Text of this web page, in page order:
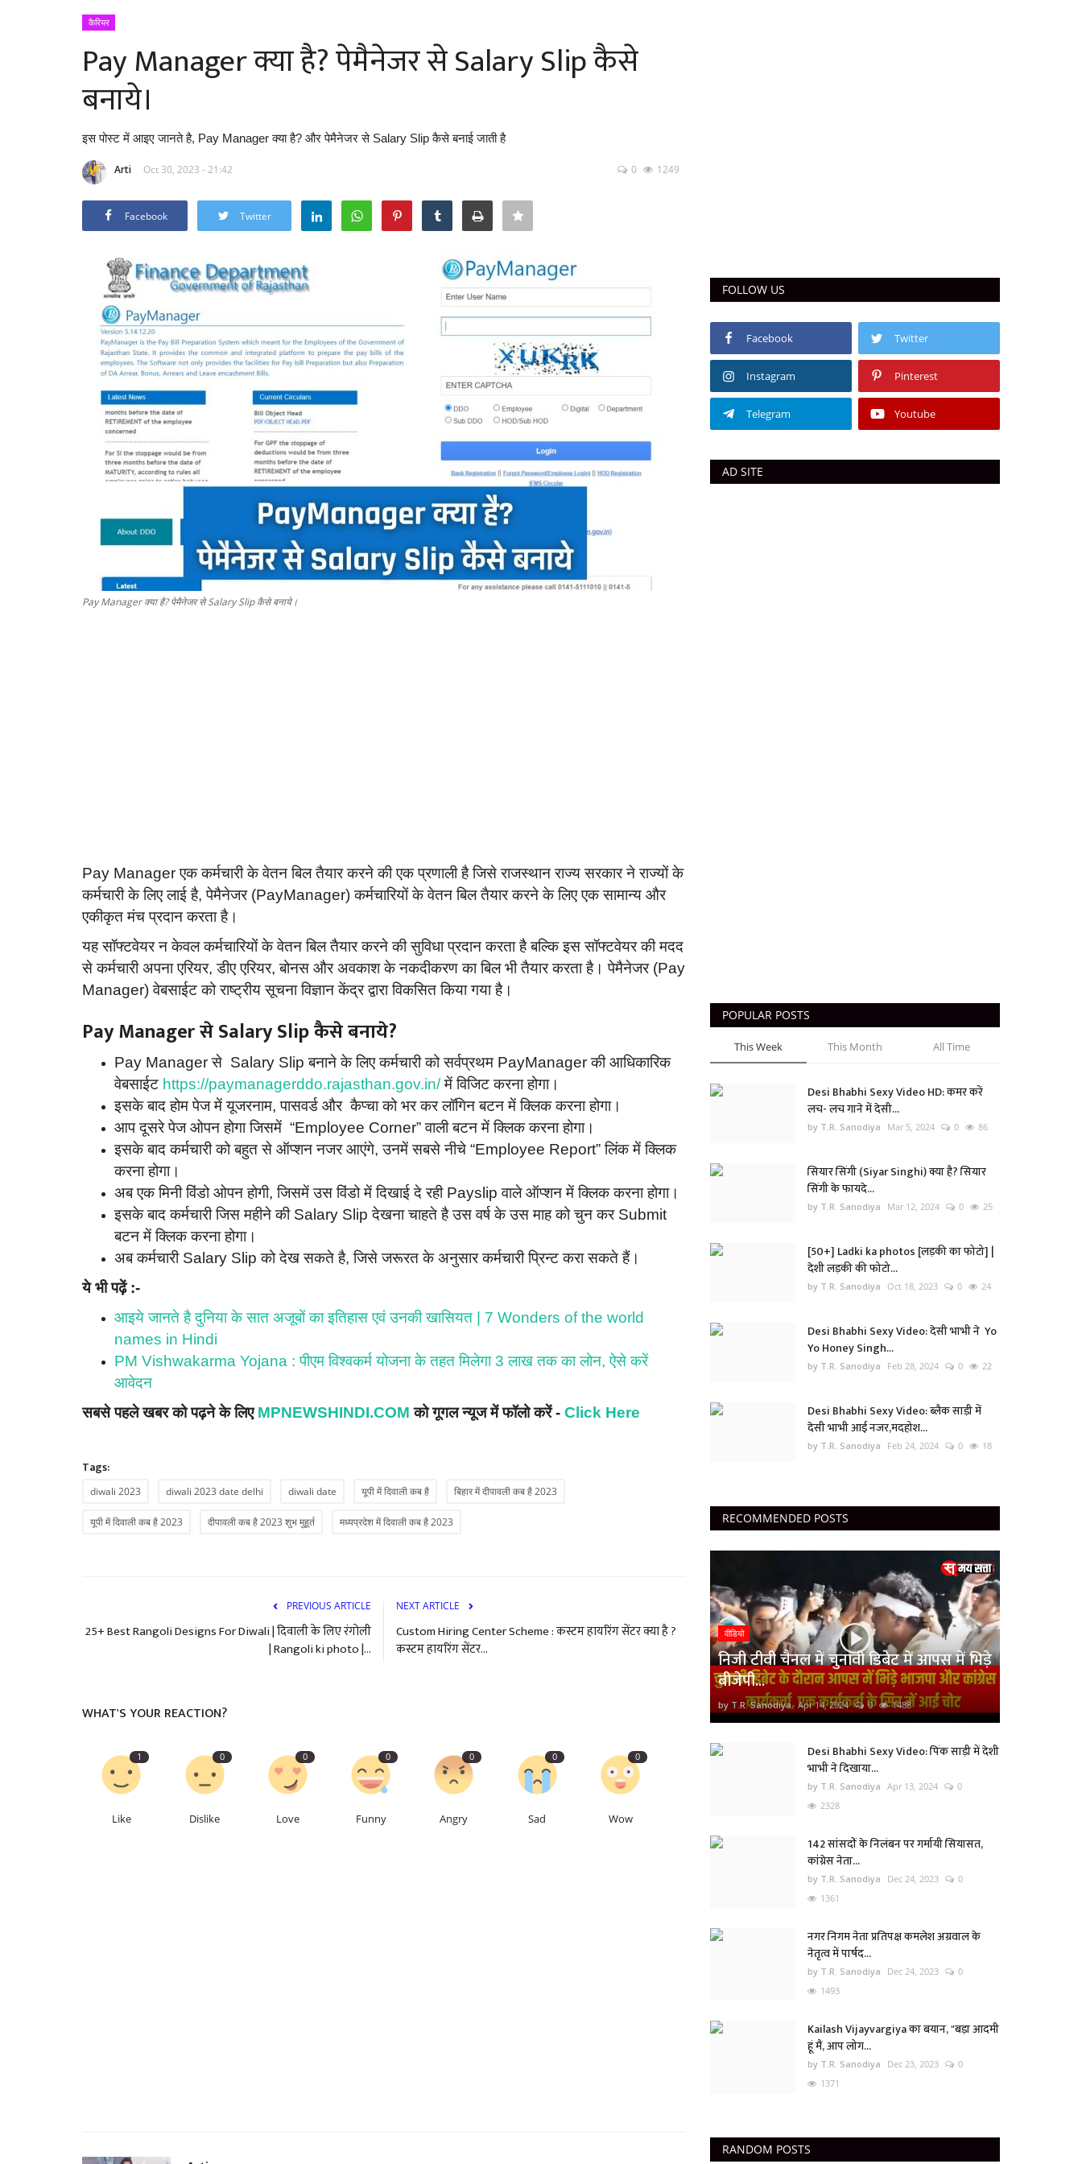
कैरियर
Pay Manager क्या है? पेमैनेजर से Salary Slip कैसे
बनाये।
इस पोस्ट में आइए जानते है, Pay Manager क्या है? और पेमैनेजर से Salary Slip कैसे बनाई जाती है
Arti Oct 30, 2023 - 21:42 0 1249
Facebook Twitter
Pay Manager क्या है? पेमैनेजर से Salary Slip कैसे बनाये।
Pay Manager एक कर्मचारी के वेतन बिल तैयार करने की एक प्रणाली है जिसे राजस्थान राज्य सरकार ने राज्यों के
कर्मचारी के लिए लाई है, पेमैनेजर (PayManager) कर्मचारियों के वेतन बिल तैयार करने के लिए एक सामान्य और
एकीकृत मंच प्रदान करता है।
यह सॉफ्टवेयर न केवल कर्मचारियों के वेतन बिल तैयार करने की सुविधा प्रदान करता है बल्कि इस सॉफ्टवेयर की मदद
से कर्मचारी अपना एरियर, डीए एरियर, बोनस और अवकाश के नकदीकरण का बिल भी तैयार करता है। पेमैनेजर (Pay
Manager) वेबसाईट को राष्ट्रीय सूचना विज्ञान केंद्र द्वारा विकसित किया गया है।
Pay Manager से Salary Slip कैसे बनाये?
Pay Manager से Salary Slip बनाने के लिए कर्मचारी को सर्वप्रथम PayManager की आधिकारिक
वेबसाईट https://paymanagerddo.rajasthan.gov.in/में विजिट करना होगा।
इसके बाद होम पेज में यूजरनाम, पासवर्ड और कैप्चा को भर कर लॉगिन बटन में क्लिक करना होगा।
आप दूसरे पेज ओपन होगा जिसमें “Employee Corner” वाली बटन में क्लिक करना होगा।
इसके बाद कर्मचारी को बहुत से ऑप्शन नजर आएंगे, उनमें सबसे नीचे “Employee Report” लिंक में क्लिक
करना होगा।
अब एक मिनी विंडो ओपन होगी, जिसमें उस विंडो में दिखाई दे रही Payslip वाले ऑप्शन में क्लिक करना होगा।
इसके बाद कर्मचारी जिस महीने की Salary Slip देखना चाहते है उस वर्ष के उस माह को चुन कर Submit
बटन में क्लिक करना होगा।
अब कर्मचारी Salary Slip को देख सकते है, जिसे जरूरत के अनुसार कर्मचारी प्रिन्ट करा सकते हैं।
ये भी पढ़ें :-
आइये जानते है दुनिया के सात अजूबों का इतिहास एवं उनकी खासियत | 7 Wonders of the world
names in Hindi
PM Vishwakarma Yojana : पीएम विश्वकर्म योजना के तहत मिलेगा 3 लाख तक का लोन, ऐसे करें
आवेदन
सबसे पहले खबर को पढ़ने के लिएMPNEWSHINDI.COM को गूगल न्यूज में फॉलो करें - Click Here
Tags:
diwali 2023 diwali 2023 date delhi diwali date यूपी में दिवाली कब है बिहार में दीपावली कब है 2023
यूपी में दिवाली कब है 2023 दीपावली कब है 2023 शुभ मुहूर्त मध्यप्रदेश में दिवाली कब है 2023
PREVIOUS ARTICLE
25+ Best Rangoli Designs For Diwali | दिवाली के लिए रंगोली
| Rangoli ki photo |...
NEXT ARTICLE
Custom Hiring Center Scheme : कस्टम हायरिंग सेंटर क्या है ?
कस्टम हायरिंग सेंटर...
WHAT'S YOUR REACTION?
1
Like
0
Dislike
0
Love
0
Funny
0
Angry
0
Sad
0
Wow
FOLLOW US
Facebook Twitter
Instagram Pinterest
Telegram Youtube
AD SITE
POPULAR POSTS
This Week This Month All Time
Desi Bhabhi Sexy Video HD: कमर करें
लच- लच गाने में देसी...
by T.R. Sanodiya Mar 5, 2024 0 86
सियार सिंगी (Siyar Singhi) क्या है? सियार
सिंगी के फायदे...
by T.R. Sanodiya Mar 12, 2024 0 25
[50+] Ladki ka photos [लड़की का फोटो] |
देशी लड़की की फोटो...
by T.R. Sanodiya Oct 18, 2023 0 24
Desi Bhabhi Sexy Video: देसी भाभी ने Yo
Yo Honey Singh...
by T.R. Sanodiya Feb 28, 2024 0 22
Desi Bhabhi Sexy Video: ब्लैक साड़ी में
देसी भाभी आई नजर,मदहोश...
by T.R. Sanodiya Feb 24, 2024 0 18
RECOMMENDED POSTS
वीडियो
निजी टीवी चैनल में चुनावी डिबेट में आपस में भिड़े
बीजेपी...
by T.R. Sanodiya Apr 14, 2024 0 1488
Desi Bhabhi Sexy Video: पिंक साड़ी में देशी
भाभी ने दिखाया...
by T.R. Sanodiya Apr 13, 2024
0
2328
142 सांसदों के निलंबन पर गर्मायी सियासत,
कांग्रेस नेता...
by T.R. Sanodiya Dec 24, 2023
0
1361
नगर निगम नेता प्रतिपक्ष कमलेश अग्रवाल के
नेतृत्व में पार्षद...
by T.R. Sanodiya Dec 24, 2023
0
1493
Kailash Vijayvargiya का बयान, "बड़ा आदमी
हूं मैं, आप लोग...
by T.R. Sanodiya Dec 23, 2023
0
1371
RANDOM POSTS